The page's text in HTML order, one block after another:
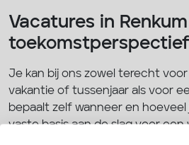
Vacatures in
toekomstperspectief
Je kan bij ons zowel terecht
vakantie of tussenjaar als voor
bepaalt zelf wanneer en hoeveel
vaste basis aan de slag voor een
op den duur natuurlijk wel